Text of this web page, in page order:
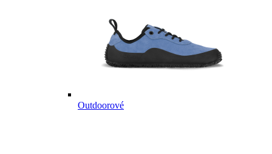
Outdoorové